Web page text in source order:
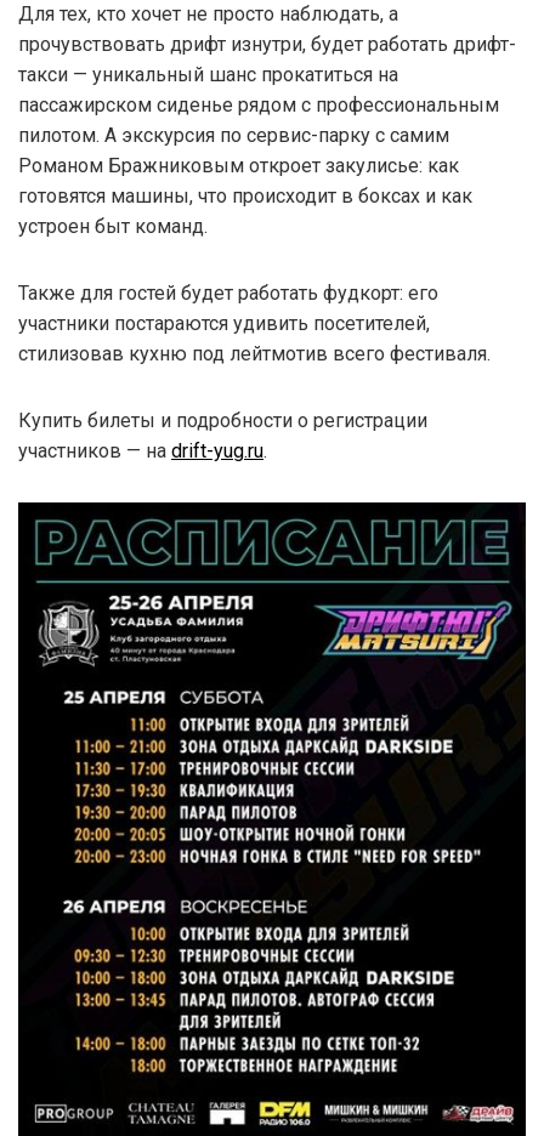
Для тех, кто хочет не просто наблюдать, а
прочувствовать дрифт изнутри, будет работать дрифт-
такси — уникальный шанс прокатиться на
пассажирском сиденье рядом с профессиональным
пилотом. А экскурсия по сервис-парку с самим
Романом Бражниковым откроет закулисье: как
готовятся машины, что происходит в боксах и как
устроен быт команд.
Также для гостей будет работать фудкорт: его
участники постараются удивить посетителей,
стилизовав кухню под лейтмотив всего фестиваля.
Купить билеты и подробности о регистрации
участников — на drift-yug.ru.